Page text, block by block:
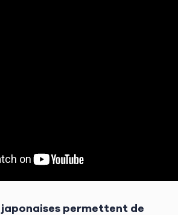
japonaises permettent de